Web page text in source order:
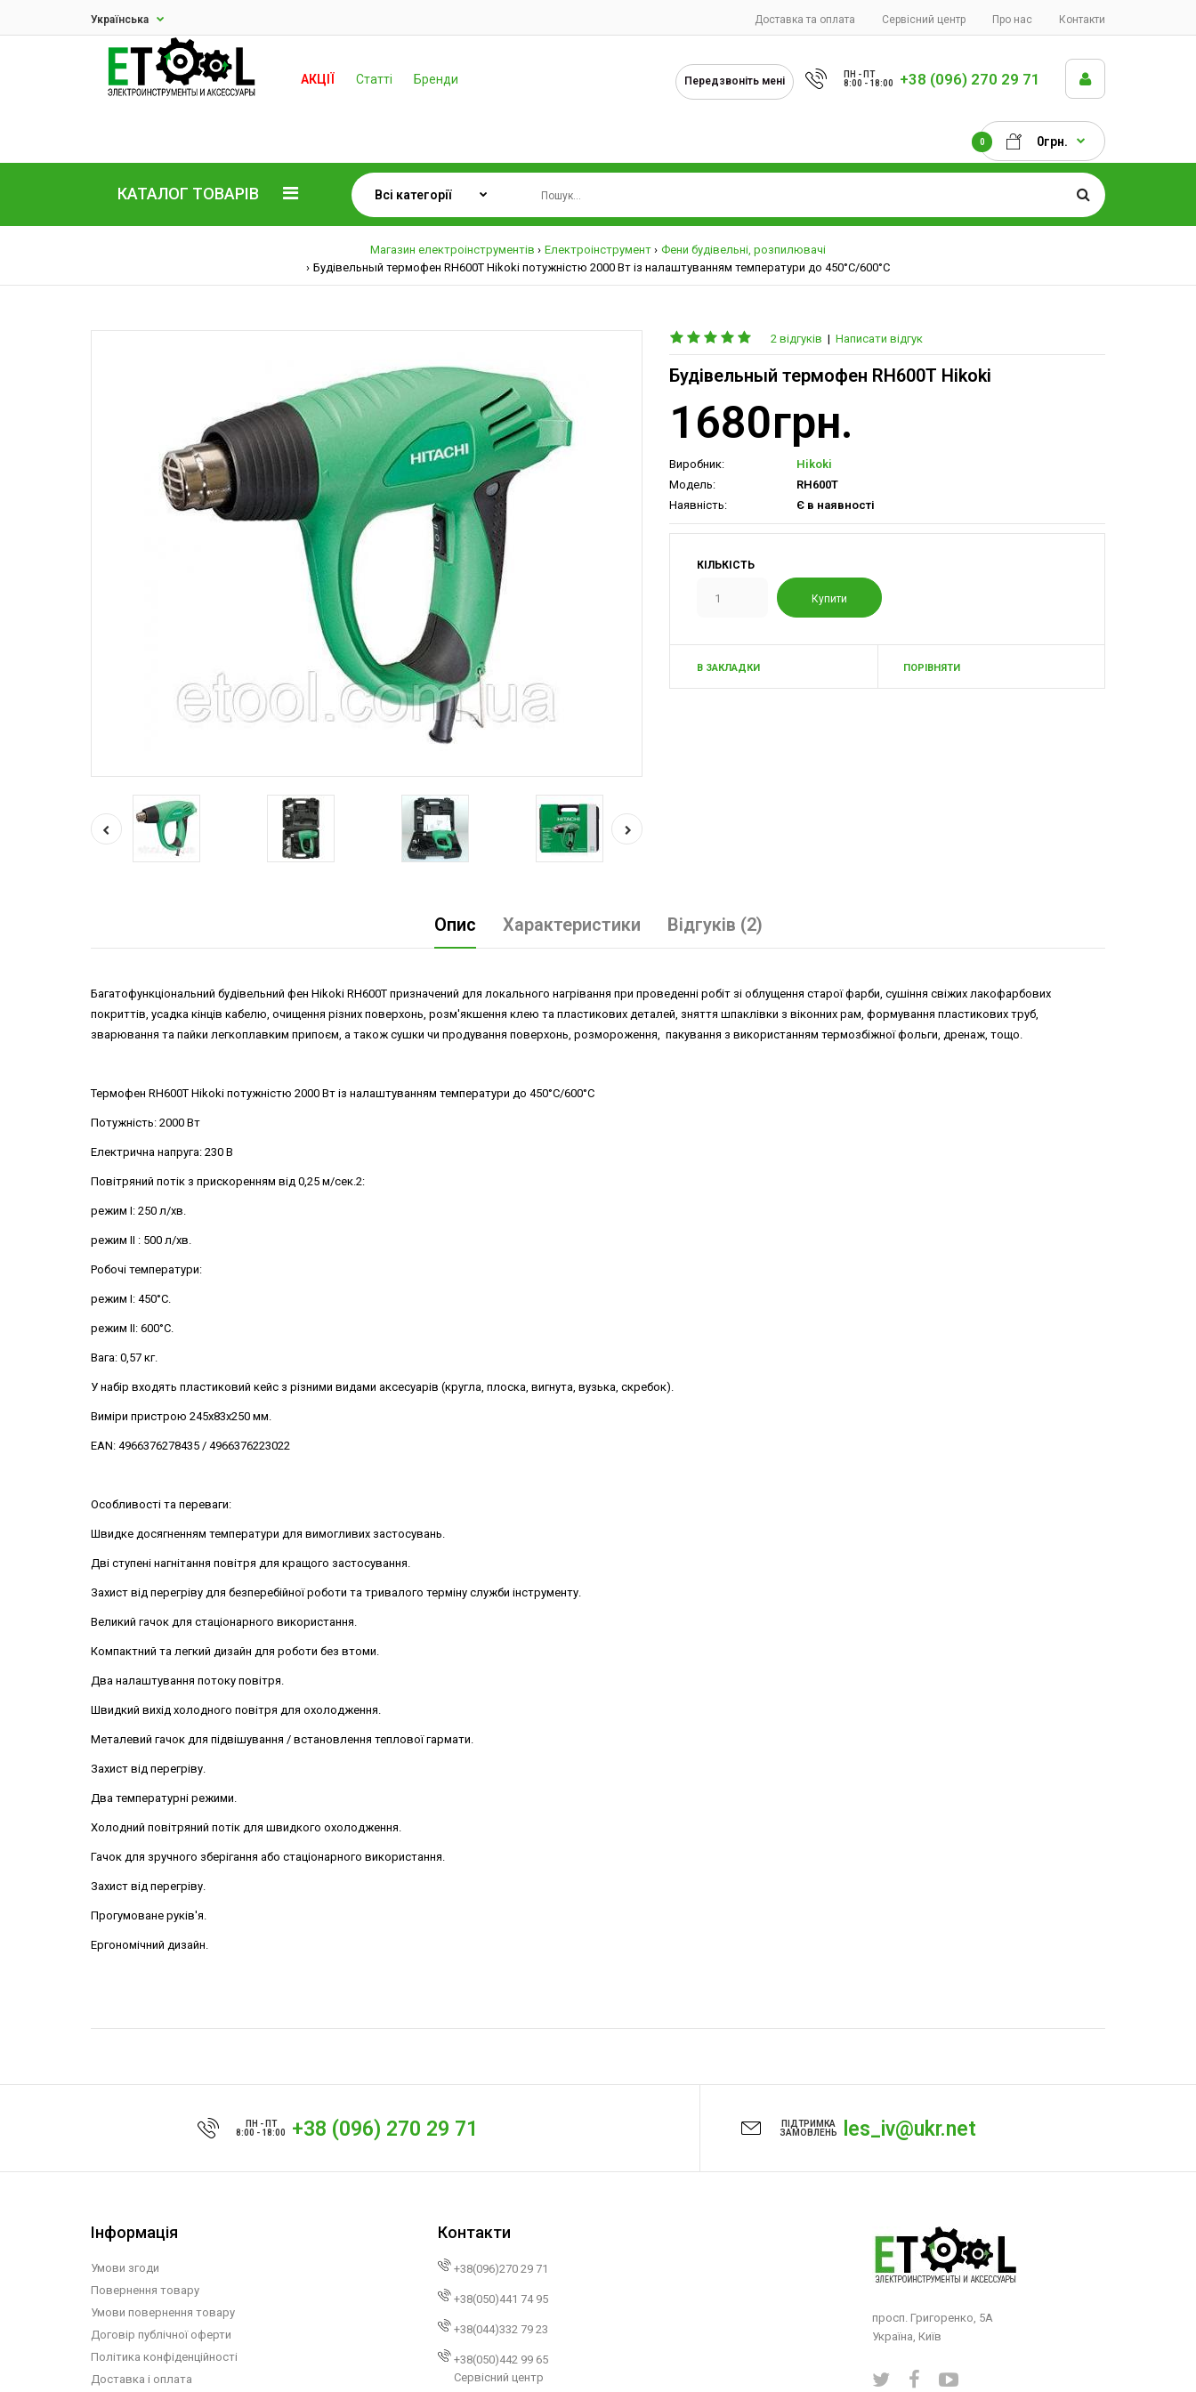
Доставка та оплата Сервісний центр Про нас Контакти
Українська
АКЦІЇ Статті Бренди Передзвоніть мені
ПН - ПТ
8:00 - 18:00
+38 (096) 270 29 71
0 0грн.
КАТАЛОГ ТОВАРІВ
Магазин електроінструментів Електроінструмент
Фени будівельні, розпилювачі
Будівельный термофен RH600T Hikoki потужністю 2000 Вт із налаштуванням температури до 450°С/600°С
2 відгуків | Написати відгук
Будівельный термофен RH600T Hikoki
1680грн.
Виробник:
Hikoki
Модель:
RH600T
Наявність:
Є в наявності
КІЛЬКІСТЬ
В ЗАКЛАДКИ ПОРІВНЯТИ
Опис Характеристики Відгуків (2)
Багатофункціональний будівельний фен Hikoki RH600T призначений для локального нагрівання при проведенні робіт зі облущення старої фарби, сушіння свіжих лакофарбових
покриттів, усадка кінців кабелю, очищення різних поверхонь, розм'якшення клею та пластикових деталей, зняття шпаклівки з віконних рам, формування пластикових труб,
зварювання та пайки легкоплавким припоєм, а також сушки чи продування поверхонь, розмороження, пакування з використанням термозбіжної фольги, дренаж, тощо.
Термофен RH600T Hikoki потужністю 2000 Вт із налаштуванням температури до 450°С/600°С
Потужність: 2000 Вт
Електрична напруга: 230 В
Повітряний потік з прискоренням від 0,25 м/сек.2:
режим I: 250 л/хв.
режим II : 500 л/хв.
Робочі температури:
режим I: 450°С.
режим II: 600°С.
Вага: 0,57 кг.
У набір входять пластиковий кейс з різними видами аксесуарів (кругла, плоска, вигнута, вузька, скребок).
Виміри пристрою 245х83х250 мм.
EAN: 4966376278435 / 4966376223022
Особливості та переваги:
Швидке досягненням температури для вимогливих застосувань.
Дві ступені нагнітання повітря для кращого застосування.
Захист від перегріву для безперебійної роботи та тривалого терміну служби інструменту.
Великий гачок для стаціонарного використання.
Компактний та легкий дизайн для роботи без втоми.
Два налаштування потоку повітря.
Швидкий вихід холодного повітря для охолодження.
Металевий гачок для підвішування / встановлення теплової гармати.
Захист від перегріву.
Два температурні режими.
Холодний повітряний потік для швидкого охолодження.
Гачок для зручного зберігання або стаціонарного використання.
Захист від перегріву.
Прогумоване руків'я.
Ергономічний дизайн.
ПН - ПТ
8:00 - 18:00
+38 (096) 270 29 71
ПІДТРИМКА
ЗАМОВЛЕНЬ
les_iv@ukr.net
Інформація
Умови згоди
Повернення товару
Умови повернення товару
Договір публічної оферти
Політика конфіденційності
Доставка і оплата
Контакти
+38(096)270 29 71
+38(050)441 74 95
+38(044)332 79 23
+38(050)442 99 65
Сервісний центр
просп. Григоренко, 5А
Україна, Київ